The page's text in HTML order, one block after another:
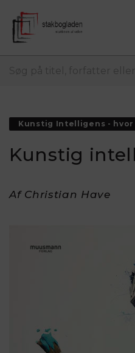
Kunstig Intelligens -
Kunstig
Af Christian Have